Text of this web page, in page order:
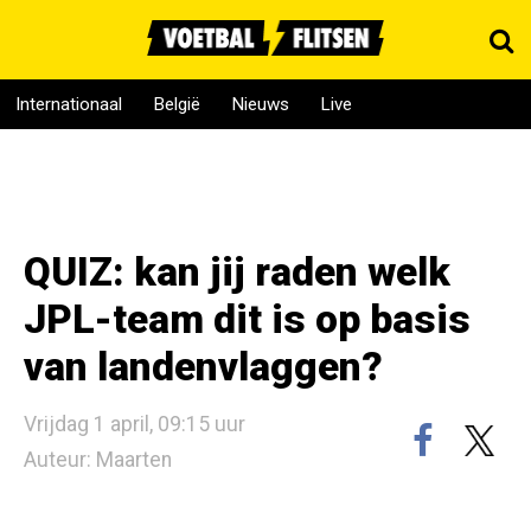
Internationaal België Nieuws Live
QUIZ: kan jij raden welk
JPL-team dit is op basis
van landenvlaggen?
Vrijdag 1 april, 09:15 uur
Auteur: Maarten